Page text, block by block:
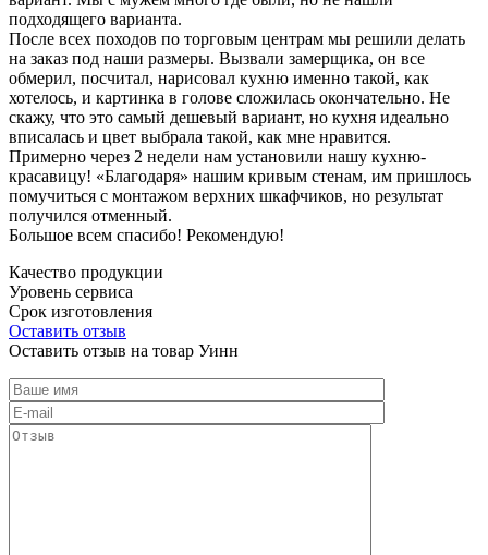
подходящего варианта.
После всех походов по торговым центрам мы решили делать
на заказ под наши размеры. Вызвали замерщика, он все
обмерил, посчитал, нарисовал кухню именно такой, как
хотелось, и картинка в голове сложилась окончательно. Не
скажу, что это самый дешевый вариант, но кухня идеально
вписалась и цвет выбрала такой, как мне нравится.
Примерно через 2 недели нам установили нашу кухню-
красавицу! «Благодаря» нашим кривым стенам, им пришлось
помучиться с монтажом верхних шкафчиков, но результат
получился отменный.
Большое всем спасибо! Рекомендую!
Качество продукции
Уровень сервиса
Срок изготовления
Оставить отзыв
Оставить отзыв на товар Уинн